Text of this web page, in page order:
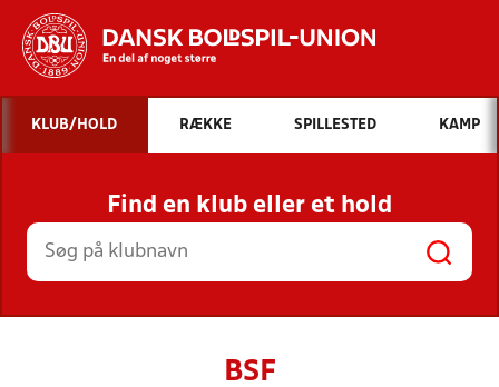
Hvad vil du søge efter?
INDHOLD OG NYHEDER
STILLINGER, RESULTATER, KLUBBER OG
HOLD
KLUB/HOLD RÆKKE SPILLESTED KAMP
Find en klub eller et hold
BSF